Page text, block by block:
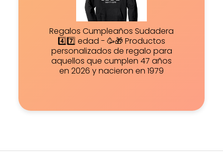
Regalos Cumpleaños Sudadera
4️⃣7️⃣ edad - 🥳🎁 Productos
personalizados de regalo para
aquellos que cumplen 47 años
en 2026 y nacieron en 1979